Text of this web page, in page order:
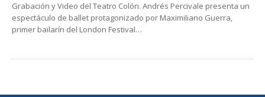
Grabación y Video del Teatro Colón. Andrés Percivale presenta un
espectáculo de ballet protagonizado por Maximiliano Guerra,
primer bailarín del London Festival…